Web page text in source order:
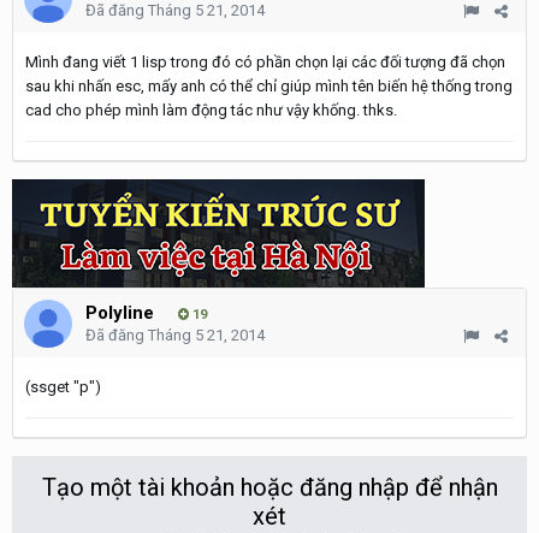
Đã đăng Tháng 5 21, 2014
Mình đang viết 1 lisp trong đó có phần chọn lại các đối tượng đã chọn
sau khi nhấn esc, mấy anh có thể chỉ giúp mình tên biến hệ thống trong
cad cho phép mình làm động tác như vậy khống. thks.
Polyline 19
Đã đăng Tháng 5 21, 2014
(ssget "p")
Tạo một tài khoản hoặc đăng nhập để nhận
xét